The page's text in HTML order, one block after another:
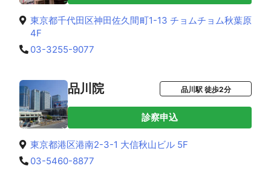
東京都千代田区神田佐久間町1-13 チョムチョム秋葉原
4F
03-3255-9077
品川院 品川駅 徒歩2分
診察申込
東京都港区港南2-3-1 大信秋山ビル 5F
03-5460-8877